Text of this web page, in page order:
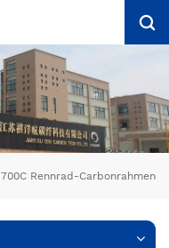
700C Rennrad-Carbonrahmen